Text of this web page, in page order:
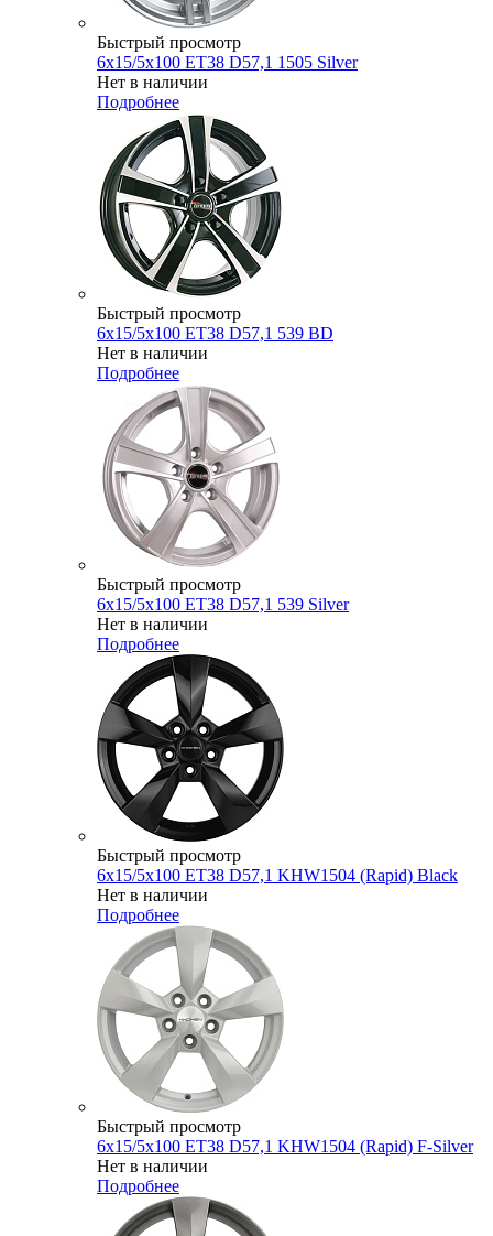
Быстрый просмотр
6x15/5x100 ET38 D57,1 1505 Silver
Нет в наличии
Подробнее
Быстрый просмотр
6x15/5x100 ET38 D57,1 539 BD
Нет в наличии
Подробнее
Быстрый просмотр
6x15/5x100 ET38 D57,1 539 Silver
Нет в наличии
Подробнее
Быстрый просмотр
6x15/5x100 ET38 D57,1 KHW1504 (Rapid) Black
Нет в наличии
Подробнее
Быстрый просмотр
6x15/5x100 ET38 D57,1 KHW1504 (Rapid) F-Silver
Нет в наличии
Подробнее